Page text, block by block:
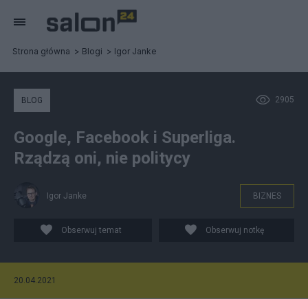
Strona główna Blogi Igor Janke
2905
BLOG
Google, Facebook i Superliga.
Rządzą oni, nie politycy
Igor Janke BIZNES
Obserwuj temat Obserwuj notkę
20.04.2021